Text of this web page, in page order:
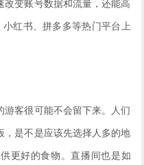
变账号数据和流量，还能高
红书、拼多多等热门平台上
客很可能不会留下来。人们
，是不是应该先选择人多的地
更好的食物。直播间也是如